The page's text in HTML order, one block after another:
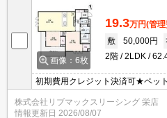
画像：6枚
19.3万円(管
敷
50,000円
2階
2LDK
初期費用クレジット決済可★ペッ
トWiFi無料★追い炊き機能など設
内にあって便利な立地です！
株式会社リブマックスリーシング 栄店
情報更新日 2026/08/07